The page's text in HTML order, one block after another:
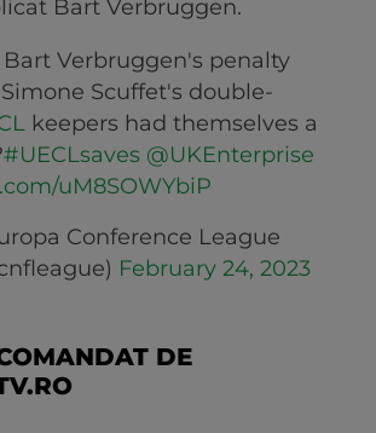
Bart Verbruggen.
Bart Verbruggen's penalty
Scuffet's double-
keepers had themselves a
#UECLsaves @UKEnterprise
uM8SOWYbiP
Conference League
February 24, 2023
DE